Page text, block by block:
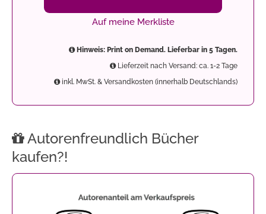
Auf meine Merkliste
Hinweis: Print on Demand. Lieferbar in 5 Tagen.
Lieferzeit nach Versand: ca. 1-2 Tage
inkl. MwSt. & Versandkosten (innerhalb Deutschlands)
Autorenfreundlich Bücher
kaufen?!